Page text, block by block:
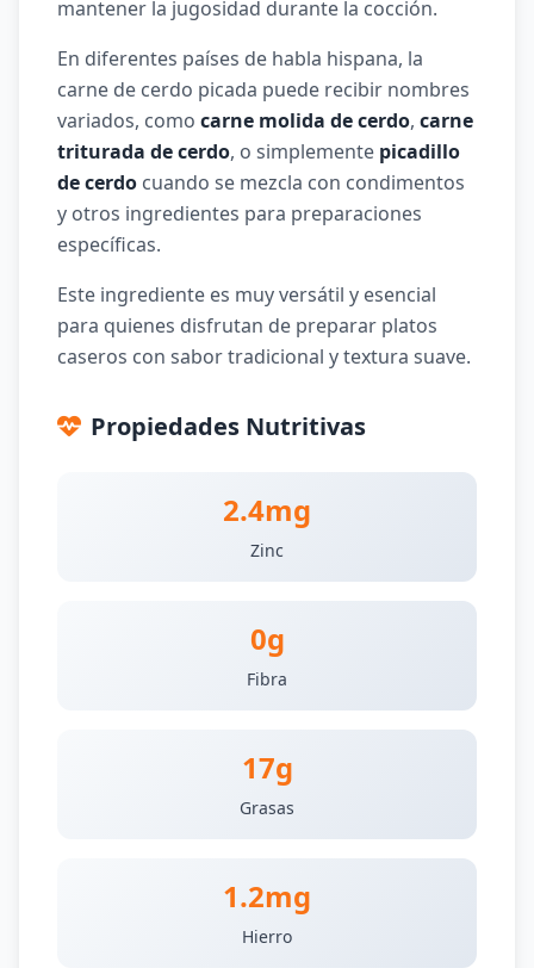
mantener la jugosidad durante la cocción.
En diferentes países de habla hispana, la
carne de cerdo picada puede recibir nombres
variados, como carne molida de cerdo, carne
triturada de cerdo, o simplemente picadillo
de cerdo cuando se mezcla con condimentos
y otros ingredientes para preparaciones
específicas.
Este ingrediente es muy versátil y esencial
para quienes disfrutan de preparar platos
caseros con sabor tradicional y textura suave.
Propiedades Nutritivas
2.4mg
Zinc
0g
Fibra
17g
Grasas
1.2mg
Hierro